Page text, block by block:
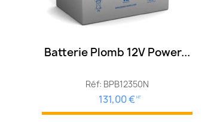
Batterie Plomb 12V Power...
Réf: BPB12350N
131,00 € HT